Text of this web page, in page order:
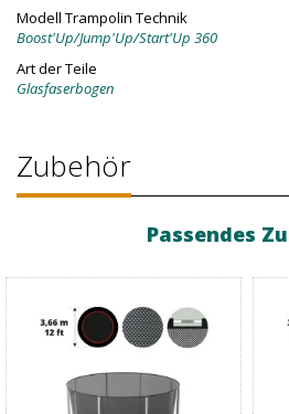
Modell Trampolin Technik
Boost'Up/Jump'Up/Start'Up 360
Art der Teile
Glasfaserbogen
Zubehör
Passendes